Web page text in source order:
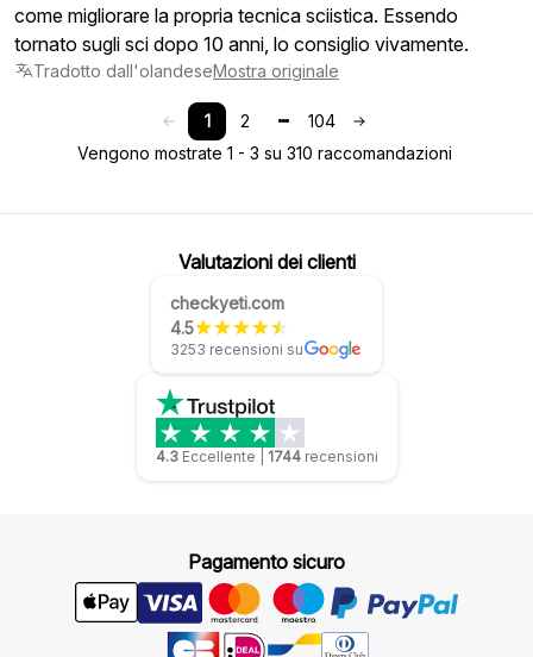
come migliorare la propria tecnica sciistica. Essendo
tornato sugli sci dopo 10 anni, lo consiglio vivamente.
Tradotto dall'olandeseMostra originale
1 2
104
Vengono mostrate 1 - 3 su 310 raccomandazioni
Valutazioni dei clienti
checkyeti.com
4.5
3253 recensioni su
4.3 Eccellente 1744 recensioni
Pagamento sicuro